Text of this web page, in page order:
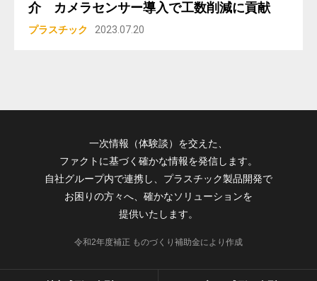
介 カメラセンサー導入で工数削減に貢献
プラスチック 2023.07.20
一次情報（体験談）を交えた、
ファクトに基づく確かな情報を発信します。
自社グループ内で連携し、プラスチック製品開発で
お困りの方々へ、確かなソリューションを
提供いたします。
令和2年度補正 ものづくり補助金により作成